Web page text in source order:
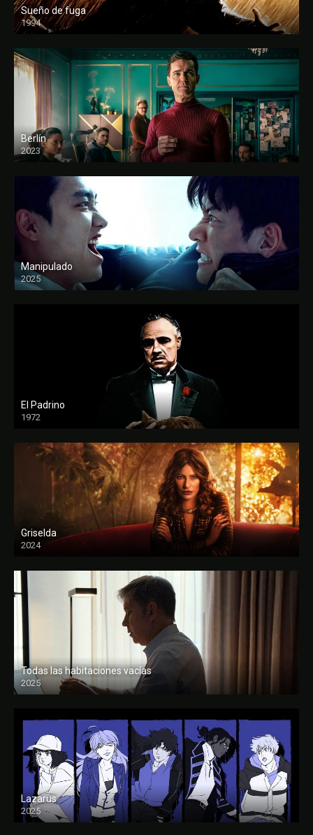
Sueño de fuga
1994
FULL HD
Berlín
2023
Manipulado
2025
El Padrino
1972
FULL HD
Griselda
2024
Todas las habitaciones vacías
2025
FULL HD
Lazarus
2025